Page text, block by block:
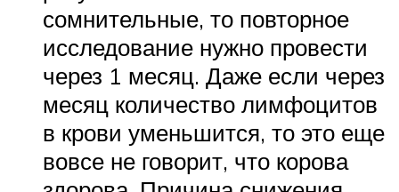
сомнительные, то повторное
исследование нужно провести
через 1 месяц. Даже если через
месяц количество лимфоцитов
в крови уменьшится, то это еще
вовсе не говорит, что корова